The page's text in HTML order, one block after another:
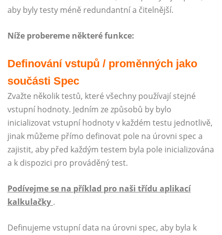
aby byly testy méně redundantní a čitelnější.
Níže probereme některé funkce:
Definování vstupů / proměnných jako
součásti Spec
Zvažte několik testů, které všechny používají stejné
vstupní hodnoty. Jedním ze způsobů by bylo
inicializovat vstupní hodnoty v každém testu jednotlivě,
jinak můžeme přímo definovat pole na úrovni spec a
zajistit, aby před každým testem byla pole inicializována
a k dispozici pro prováděný test.
Podívejme se na příklad pro naši třídu aplikací
kalkulačky .
Definujeme vstupní data na úrovni spec, aby byla k